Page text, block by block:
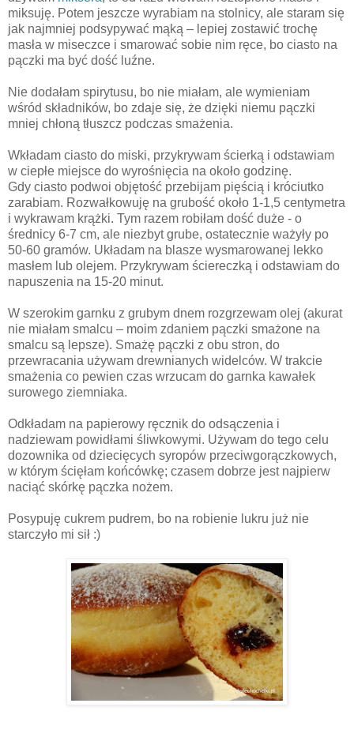
miksuję. Potem jeszcze wyrabiam na stolnicy, ale staram się
jak najmniej podsypywać mąką – lepiej zostawić trochę
masła w miseczce i smarować sobie nim ręce, bo ciasto na
pączki ma być dość luźne.
Nie dodałam spirytusu, bo nie miałam, ale wymieniam
wśród składników, bo zdaje się, że dzięki niemu pączki
mniej chłoną tłuszcz podczas smażenia.
Wkładam ciasto do miski, przykrywam ścierką i odstawiam
w ciepłe miejsce do wyrośnięcia na około godzinę.
Gdy ciasto podwoi objętość przebijam pięścią i króciutko
zarabiam. Rozwałkowuję na grubość około 1-1,5 centymetra
i wykrawam krążki. Tym razem robiłam dość duże - o
średnicy 6-7 cm, ale niezbyt grube, ostatecznie ważyły po
50-60 gramów. Układam na blasze wysmarowanej lekko
masłem lub olejem. Przykrywam ściereczką i odstawiam do
napuszenia na 15-20 minut.
W szerokim garnku z grubym dnem rozgrzewam olej (akurat
nie miałam smalcu – moim zdaniem pączki smażone na
smalcu są lepsze). Smażę pączki z obu stron, do
przewracania używam drewnianych widelców. W trakcie
smażenia co pewien czas wrzucam do garnka kawałek
surowego ziemniaka.
Odkładam na papierowy ręcznik do odsączenia i
nadziewam powidłami śliwkowymi. Używam do tego celu
dozownika od dziecięcych syropów przeciwgorączkowych,
w którym ścięłam końcówkę; czasem dobrze jest najpierw
naciąć skórkę pączka nożem.
Posypuję cukrem pudrem, bo na robienie lukru już nie
starczyło mi sił :)